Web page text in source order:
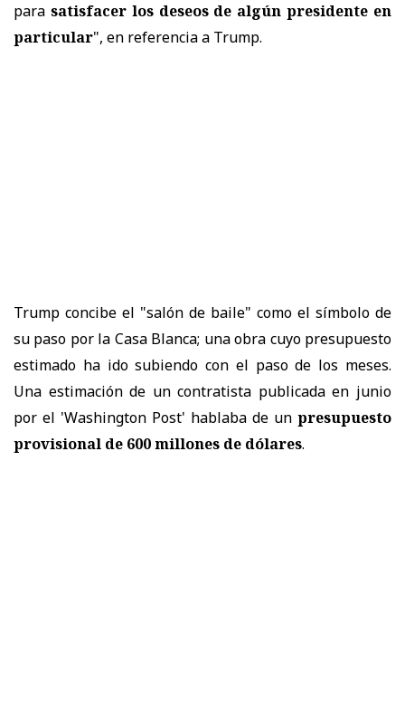
para satisfacer los deseos de algún presidente en
particular", en referencia a Trump.
Trump concibe el "salón de baile" como el símbolo de
su paso por la Casa Blanca; una obra cuyo presupuesto
estimado ha ido subiendo con el paso de los meses.
Una estimación de un contratista publicada en junio
por el 'Washington Post' hablaba de un presupuesto
provisional de 600 millones de dólares.